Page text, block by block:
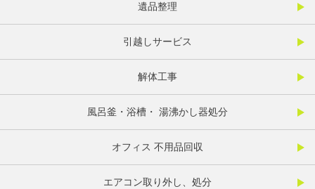
遺品整理
引越しサービス
解体工事
風呂釜・浴槽・ 湯沸かし器処分
オフィス 不用品回収
エアコン取り外し、処分